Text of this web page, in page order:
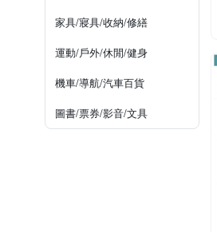
家具/寢具/收納/修繕
運動/戶外/休閒/健身
機車/導航/汽車百貨
圖書/票券/影音/文具